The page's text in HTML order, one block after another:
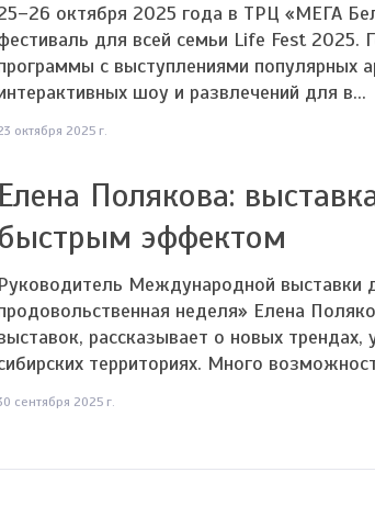
октября 2025 года в ТРЦ «МЕГА
для всей семьи Life Fest
с выступлениями популярных
шоу и развлечений для в...
октября 2025 г.
Елена Полякова:
быстрым эффектом
Руководитель Международной выставки
неделя» Елена
рассказывает о новых
территориях. Много
сентября 2025 г.